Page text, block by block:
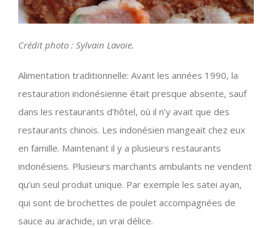
Crédit photo : Sylvain Lavoie.
Alimentation traditionnelle: Avant les années 1990, la
restauration indonésienne était presque absente, sauf
dans les restaurants d’hôtel, où il n’y avait que des
restaurants chinois. Les indonésien mangeait chez eux
en famille. Maintenant il y a plusieurs restaurants
indonésiens. Plusieurs marchants ambulants ne vendent
qu’un seul produit unique. Par exemple les satei ayan,
qui sont de brochettes de poulet accompagnées de
sauce au arachide, un vrai délice.